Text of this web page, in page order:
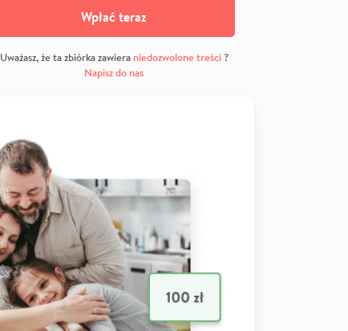
Wpłać teraz
Uważasz, że ta zbiórka zawiera niedozwolone treści?
Napisz do nas